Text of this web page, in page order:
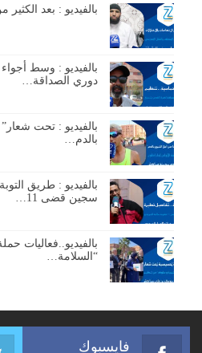
بالفيديو : بعد الكثير
بالفيديو : وسط
دوري الصداقة…
بالفيديو : تحت
بالدم…
بالفيديو : طريق
سجين قضى 11…
بالفيديو..فعاليات
“السلامة…
فايسبوك